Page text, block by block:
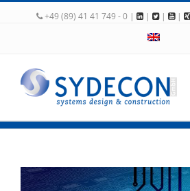
+49 (89) 41 41 749 - 0 | | | |